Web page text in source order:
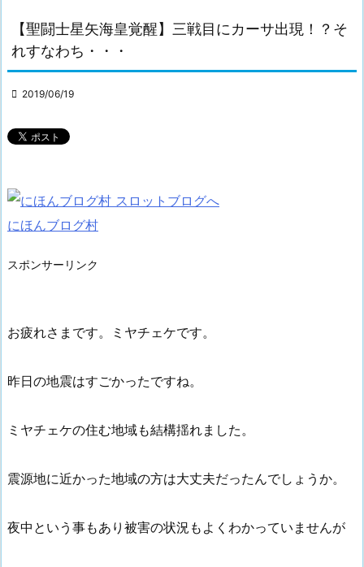
【聖闘士星矢海皇覚醒】三戦目にカーサ出現！？そ
れすなわち・・・
 2019/06/19
にほんブログ村
スポンサーリンク
お疲れさまです。ミヤチェケです。
昨日の地震はすごかったですね。
ミヤチェケの住む地域も結構揺れました。
震源地に近かった地域の方は大丈夫だったんでしょうか。
夜中という事もあり被害の状況もよくわかっていませんが